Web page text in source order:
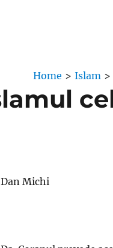
Home > Islam >
Dan Michi